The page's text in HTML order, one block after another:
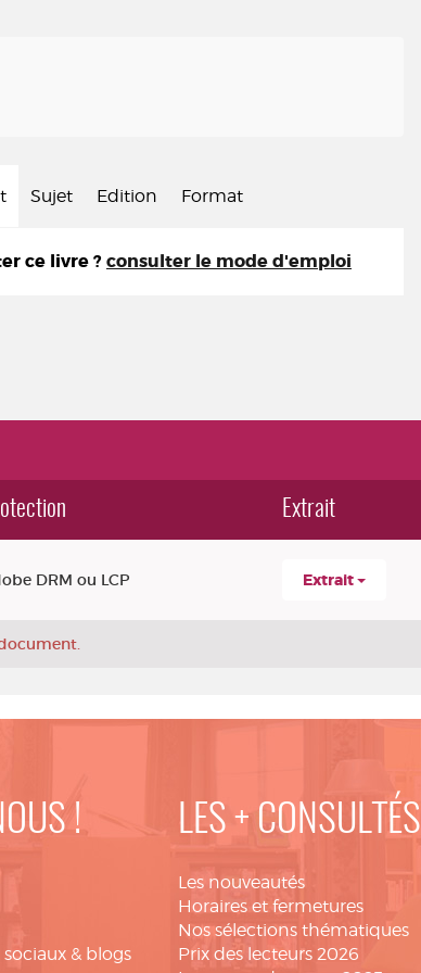
Sujet Edition Format
ce livre ? consulter le mode d'emploi
Extrait
DRM ou LCP Extrait
!
& blogs
LES + CONSULTÉS
Les nouveautés
Horaires et fermetures
Nos sélections thématiques
Prix des lecteurs 2026